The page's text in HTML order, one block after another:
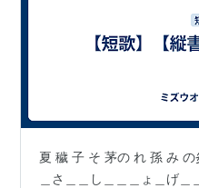
夏 穢 子 そ 茅の れ 孫 み
＿さ＿＿し＿＿＿ょ＿げ＿